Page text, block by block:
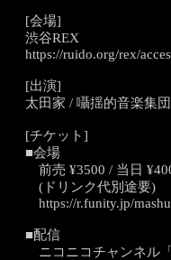
[会場]
渋谷REX
https://ruido.org/rex/
[出演]
太田家 / 囁揺的音楽集
[チケット]
■会場
前売 ¥3500 / 当日
(ドリンク代別途要)
https://r.funity.jp/
■配信
ニコニコチャンネル